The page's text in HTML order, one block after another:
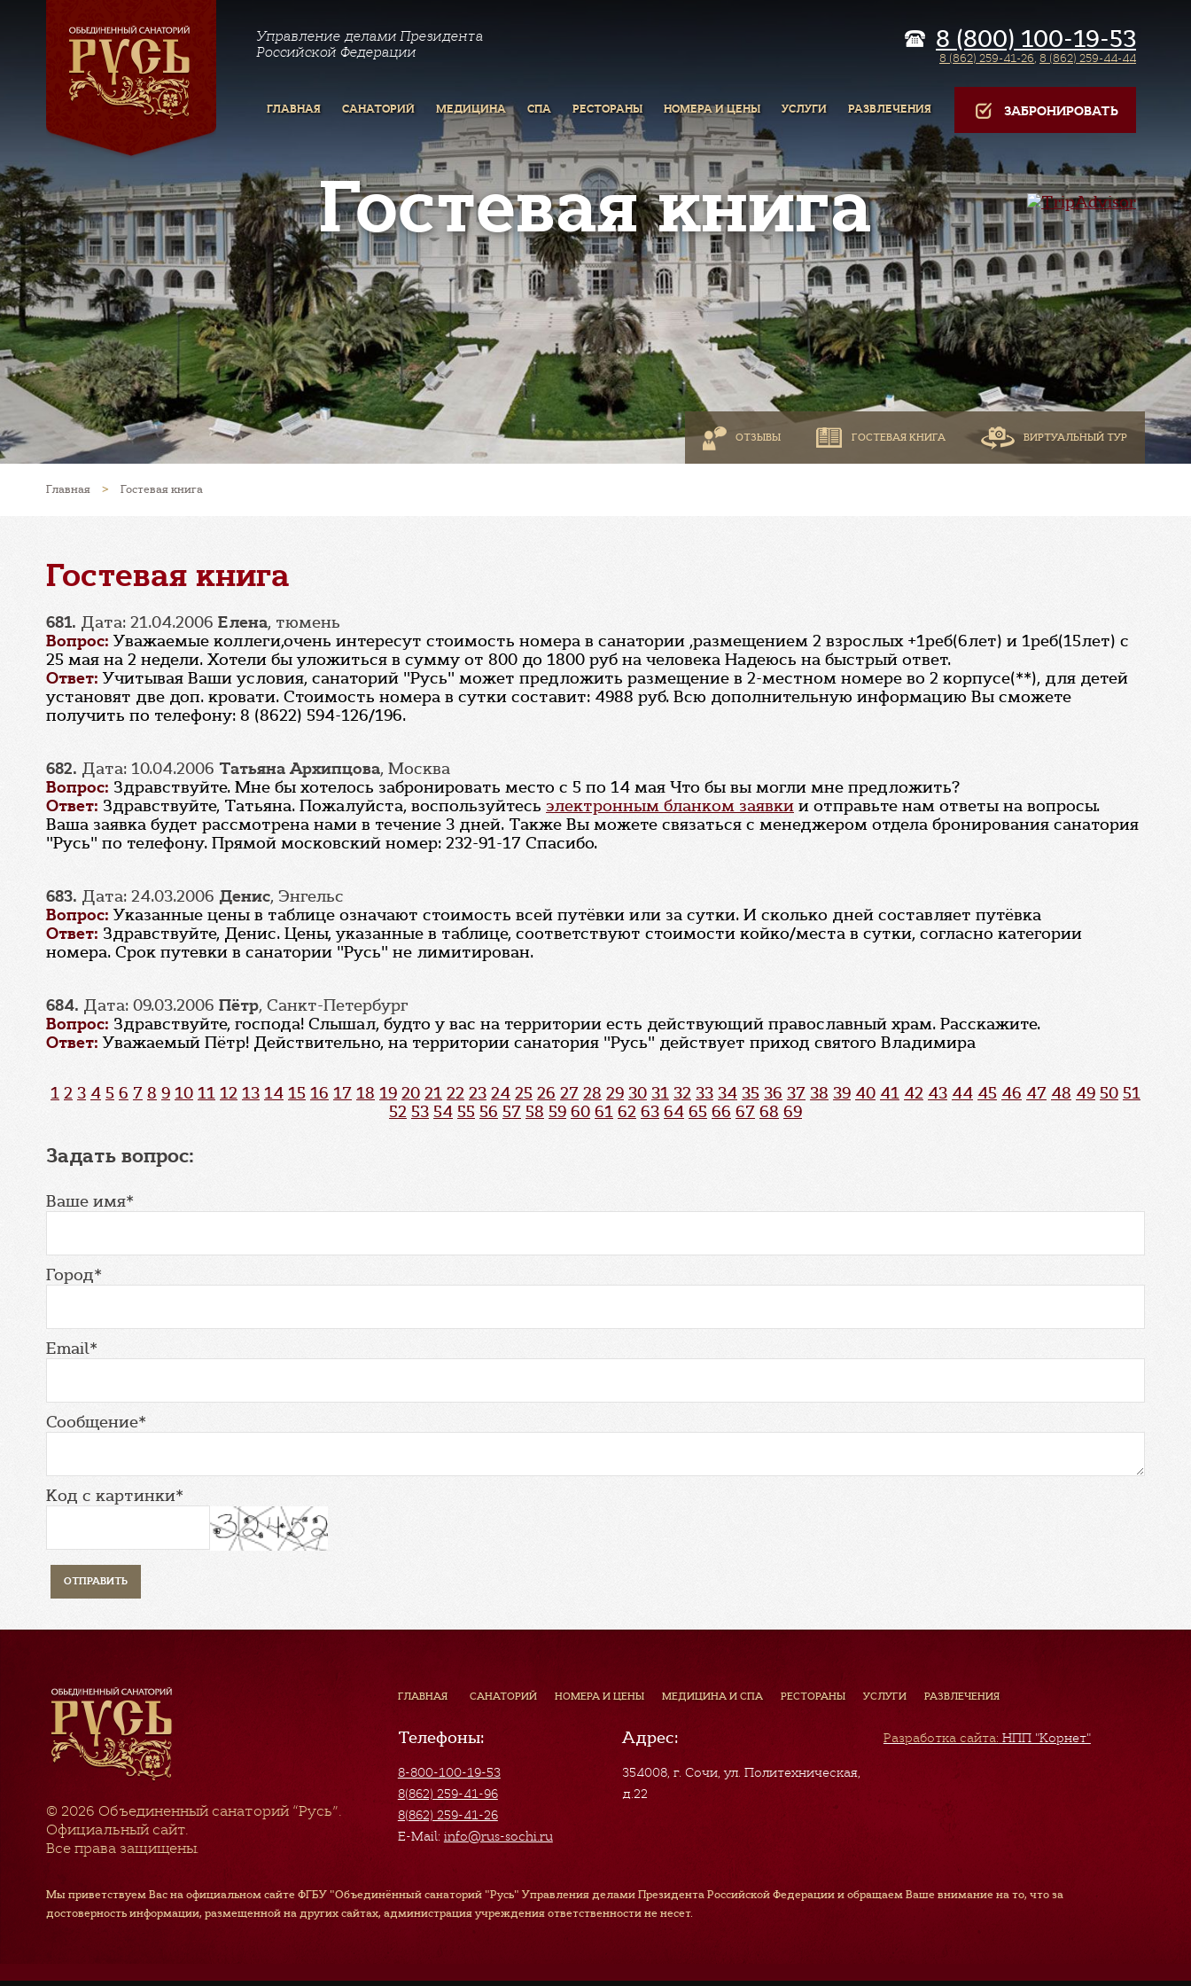
Управление делами Президента
Российской Федерации
8 (800) 100-19-53
8 (862) 259-41-26, 8 (862) 259-44-44
ГЛАВНАЯ САНАТОРИЙ МЕДИЦИНА СПА РЕСТОРАНЫ НОМЕРА И ЦЕНЫ УСЛУГИ РАЗВЛЕЧЕНИЯ ЗАБРОНИРОВАТЬ
Гостевая книга
ОТЗЫВЫ ГОСТЕВАЯ КНИГА ВИРТУАЛЬНЫЙ ТУР
Главная > Гостевая книга
Гостевая книга
681. Дата: 21.04.2006 Елена, тюмень
Вопрос: Уважаемые коллеги,очень интересут стоимость номера в санатории ,размещением 2 взрослых +1реб(6лет) и 1реб(15лет) с
25 мая на 2 недели. Хотели бы уложиться в сумму от 800 до 1800 руб на человека Надеюсь на быстрый ответ.
Ответ: Учитывая Ваши условия, санаторий "Русь" может предложить размещение в 2-местном номере во 2 корпусе(**), для детей
установят две доп. кровати. Стоимость номера в сутки составит: 4988 руб. Всю дополнительную информацию Вы сможете
получить по телефону: 8 (8622) 594-126/196.
682. Дата: 10.04.2006 Татьяна Архипцова, Москва
Вопрос: Здравствуйте. Мне бы хотелось забронировать место с 5 по 14 мая Что бы вы могли мне предложить?
Ответ: Здравствуйте, Татьяна. Пожалуйста, воспользуйтесь электронным бланком заявки и отправьте нам ответы на вопросы.
Ваша заявка будет рассмотрена нами в течение 3 дней. Также Вы можете связаться с менеджером отдела бронирования санатория
"Русь" по телефону. Прямой московский номер: 232-91-17 Спасибо.
683. Дата: 24.03.2006 Денис, Энгельс
Вопрос: Указанные цены в таблице означают стоимость всей путёвки или за сутки. И сколько дней составляет путёвка
Ответ: Здравствуйте, Денис. Цены, указанные в таблице, соответствуют стоимости койко/места в сутки, согласно категории
номера. Срок путевки в санатории "Русь" не лимитирован.
684. Дата: 09.03.2006 Пётр, Санкт-Петербург
Вопрос: Здравствуйте, господа! Слышал, будто у вас на территории есть действующий православный храм. Расскажите.
Ответ: Уважаемый Пётр! Действительно, на территории санатория "Русь" действует приход святого Владимира
1 2 3 4 5 6 7 8 9 10 11 12 13 14 15 16 17 18 19 20 21 22 23 24 25 26 27 28 29 30 31 32 33 34 35 36 37 38 39 40 41 42 43 44 45 46 47 48 49 50 51
52 53 54 55 56 57 58 59 60 61 62 63 64 65 66 67 68 69
Задать вопрос:
Ваше имя*
Город*
Email*
Сообщение*
Код с картинки*
© 2026 Объединенный санаторий “Русь”.
Официальный сайт.
Все права защищены.
ГЛАВНАЯ САНАТОРИЙ НОМЕРА И ЦЕНЫ МЕДИЦИНА И СПА РЕСТОРАНЫ УСЛУГИ РАЗВЛЕЧЕНИЯ
Телефоны:
8-800-100-19-53
8(862) 259-41-96
8(862) 259-41-26
E-Mail: info@rus-sochi.ru
Адрес:
354008, г. Сочи,ул. Политехническая,
д.22
Разработка сайта: НПП "Корнет"
Мы приветствуем Вас на официальном сайте ФГБУ "Объединённый санаторий "Русь" Управления делами Президента Российской Федерации и обращаем Ваше внимание на то, что за
достоверность информации, размещенной на других сайтах, администрация учреждения ответственности не несет.